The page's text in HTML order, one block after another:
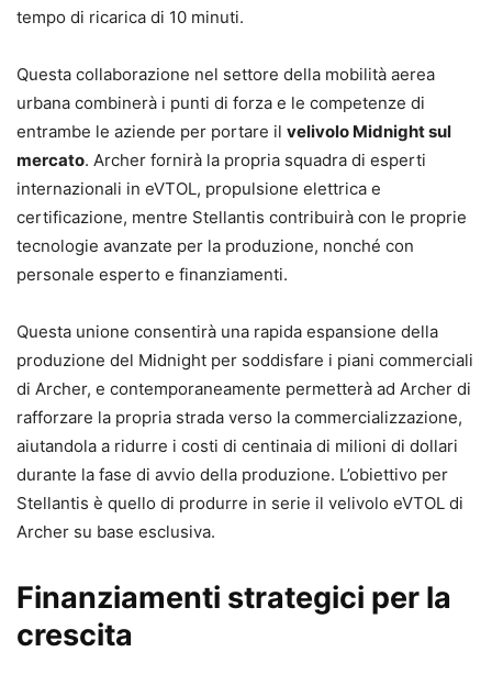
tempo di ricarica di 10 minuti.
Questa collaborazione nel settore della mobilità aerea
urbana combinerà i punti di forza e le competenze di
entrambe le aziende per portare il velivolo Midnight sul
mercato. Archer fornirà la propria squadra di esperti
internazionali in eVTOL, propulsione elettrica e
certificazione, mentre Stellantis contribuirà con le proprie
tecnologie avanzate per la produzione, nonché con
personale esperto e finanziamenti.
Questa unione consentirà una rapida espansione della
produzione del Midnight per soddisfare i piani commerciali
di Archer, e contemporaneamente permetterà ad Archer di
rafforzare la propria strada verso la commercializzazione,
aiutandola a ridurre i costi di centinaia di milioni di dollari
durante la fase di avvio della produzione. L’obiettivo per
Stellantis è quello di produrre in serie il velivolo eVTOL di
Archer su base esclusiva.
Finanziamenti strategici per la
crescita